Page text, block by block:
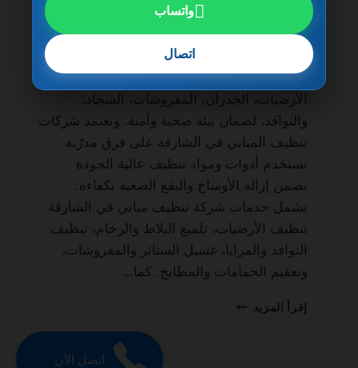
مدى الحياة من أهم الخدمات التي يبحث عنها
أصحاب المباني والمنازل الفاخرة للحفاظ على
نظافة المكان وجودته. فالتنظيف الاحترافي لا
يقتصر على المظهر الخارجي فقط، بل يشمل
الأرضيات، الجدران، المفروشات، السجاد،
والنوافذ، لضمان بيئة صحية وآمنة. وتعتمد شركات
تنظيف المباني في الشارقة على فرق مدرّبة
تستخدم أدوات ومواد تنظيف عالية الجودة
تضمن إزالة الأوساخ والبقع الصعبة بكفاءة.
تشمل خدمات شركة تنظيف مباني في الشارقة
تنظيف الأرضيات، تلميع البلاط والرخام، تنظيف
النوافذ والمرايا، غسيل الستائر والمفروشات،
وتعقيم الحمامات والمطابخ. كما…
إقرأ المزيد شركة
اتصل الآن
واتساب
اتصال